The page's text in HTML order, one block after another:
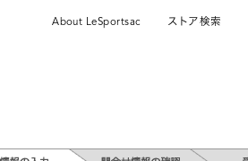
About LeSportsac ストア検索